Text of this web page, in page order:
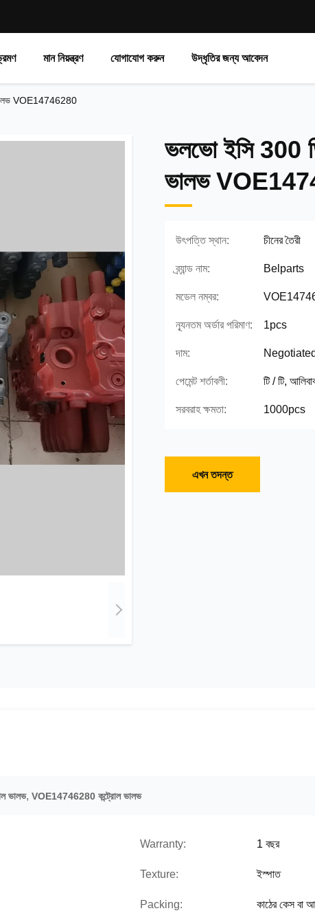
মান নিয়ন্ত্রণ যোগাযোগ করুন উদ্ধৃতির জন্য আবেদন
VOE14746280
ভলভো ইসি 300
ভালভ
উৎপত্তি স্থান: চীনের তৈরী
ব্র্যান্ড নাম: Belparts
মডেল নম্বর:
ন্যূনতম অর্ডার পরিমাণ: 1pcs
দাম:
পেমেন্ট শর্তাবলী: টি / টি,
সরবরাহ ক্ষমতা: 1000pcs
এখন তদন্ত
ভালভ, VOE14746280 কন্ট্রোল ভালভ
Warranty: 1 বছর
Texture: ইস্পাত
Packing: কাঠের কেস বা